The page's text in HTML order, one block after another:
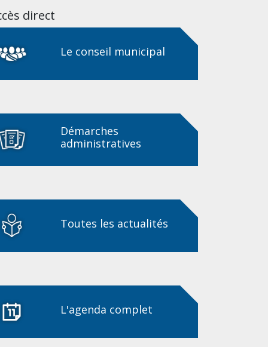
direct
Le conseil municipal
Démarches
administratives
Toutes les actualités
L'agenda complet